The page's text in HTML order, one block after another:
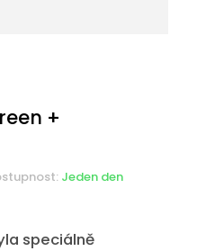
+
Jeden den
speciálně